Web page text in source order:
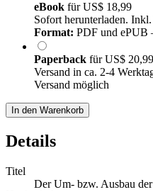
eBook fürUS$ 18,99
Sofort herunterladen.
Format: PDF und ePUB
Paperback fürUS$ 20,99
Versand in ca. 2-4
Versand möglich
In den Warenkorb
Details
Titel
Der Um- bzw. Ausbau